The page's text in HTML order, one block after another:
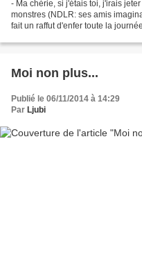
- Ma chérie, si j'étais toi, j'irais
monstres (NDLR: ses amis
fait un raffut d'enfer toute la
Moi non plus...
Publié le 06/11/2014 à 14:29
Par Ljubi